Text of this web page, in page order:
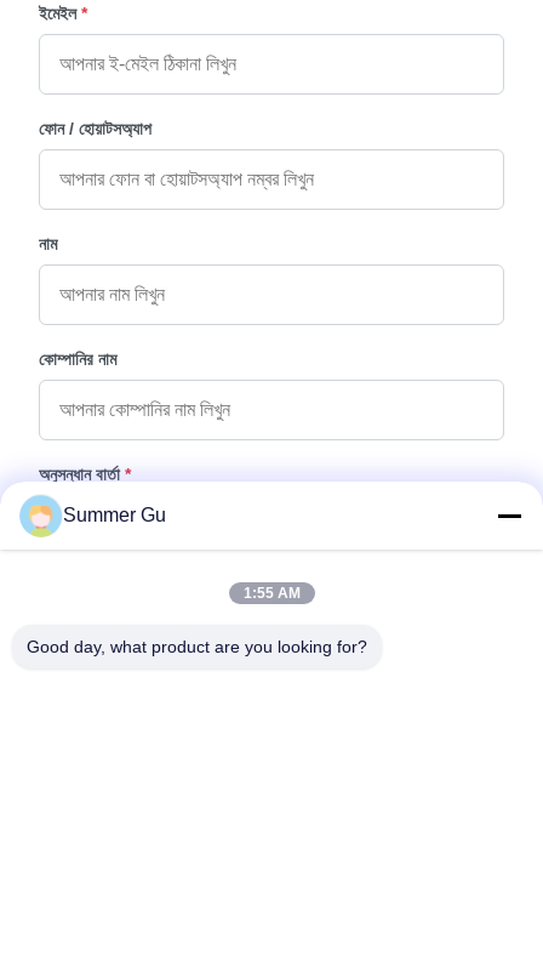
ইমেইল *
ফোন / হোয়াটসঅ্যাপ
নাম
কোম্পানির নাম
অনুসন্ধান বার্তা *
Summer Gu
1:55 AM
Good day, what product are you looking for?